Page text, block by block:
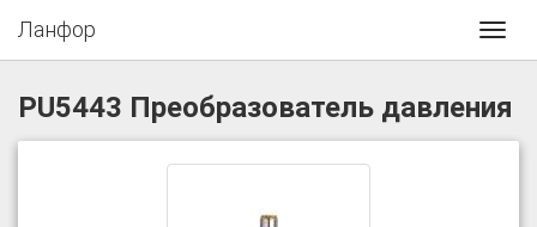
Ланфор
PU5443 Преобразователь давления